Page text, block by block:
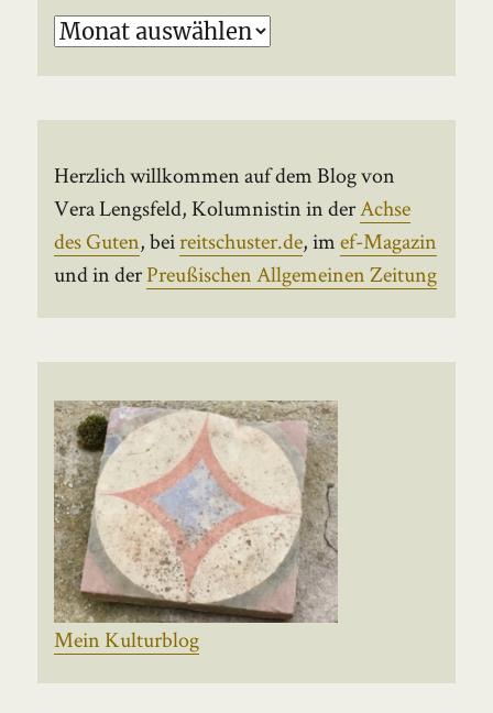
Archiv
Herzlich willkommen auf dem Blog von
Vera Lengsfeld, Kolumnistin in derAchse
des Guten, beireitschuster.de, imef-Magazin
und in derPreußischen Allgemeinen Zeitung
Mein Kulturblog